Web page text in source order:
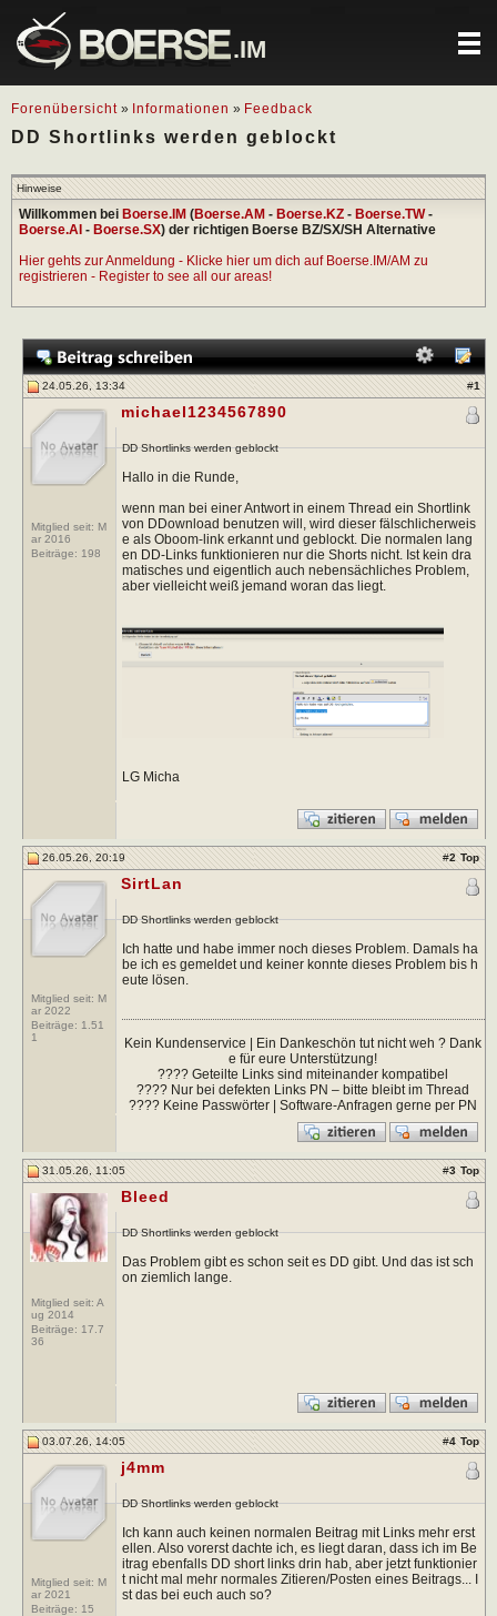
.IM
Forenübersicht » Informationen » Feedback
DD Shortlinks werden geblockt
Hinweise
Willkommen bei Boerse.IM (Boerse.AM - Boerse.KZ - Boerse.TW-
Boerse.AI - Boerse.SX) der richtigen Boerse BZ/SX/SH Alternative
Hier gehts zur Anmeldung - Klicke hier um dich auf Boerse.IM/AM zu
registrieren - Register to see all our areas!
24.05.26, 13:34 #1
Mitglied seit: M
ar 2016
Beiträge: 198
michael1234567890
DD Shortlinks werden geblockt
Hallo in die Runde,
wenn man bei einer Antwort in einem Thread ein Shortlink
von DDownload benutzen will, wird dieser fälschlicherweis
e als Oboom-link erkannt und geblockt. Die normalen lang
en DD-Links funktionieren nur die Shorts nicht. Ist kein dra
matisches und eigentlich auch nebensächliches Problem,
aber vielleicht weiß jemand woran das liegt.
LG Micha
26.05.26, 20:19 #2 Top
Mitglied seit: M
ar 2022
Beiträge: 1.51
1
SirtLan
DD Shortlinks werden geblockt
Ich hatte und habe immer noch dieses Problem. Damals ha
be ich es gemeldet und keiner konnte dieses Problem bis h
eute lösen.
Kein Kundenservice | Ein Dankeschön tut nicht weh ? Dank
e für eure Unterstützung!
???? Geteilte Links sind miteinander kompatibel
???? Nur bei defekten Links PN – bitte bleibt im Thread
???? Keine Passwörter | Software-Anfragen gerne per PN
31.05.26, 11:05 #3 Top
Mitglied seit: A
ug 2014
Beiträge: 17.7
36
Bleed
DD Shortlinks werden geblockt
Das Problem gibt es schon seit es DD gibt. Und das ist sch
on ziemlich lange.
03.07.26, 14:05 #4 Top
Mitglied seit: M
ar 2021
Beiträge: 15
j4mm
DD Shortlinks werden geblockt
Ich kann auch keinen normalen Beitrag mit Links mehr erst
ellen. Also vorerst dachte ich, es liegt daran, dass ich im Be
itrag ebenfalls DD short links drin hab, aber jetzt funktionier
t nicht mal mehr normales Zitieren/Posten eines Beitrags... I
st das bei euch auch so?